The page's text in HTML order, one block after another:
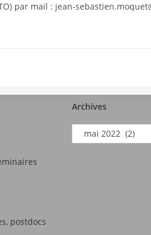
par mail : jean-
postdocs
Archives